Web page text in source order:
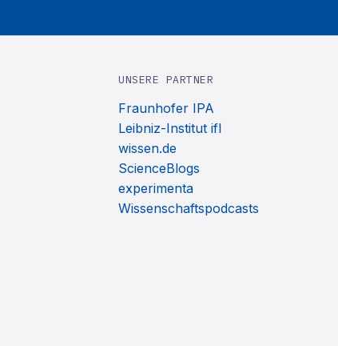
UNSERE PARTNER
Fraunhofer IPA
Leibniz-Institut ifl
wissen.de
ScienceBlogs
experimenta
Wissenschaftspodcasts